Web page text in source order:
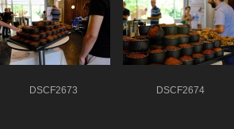
DSCF2673 DSCF2674